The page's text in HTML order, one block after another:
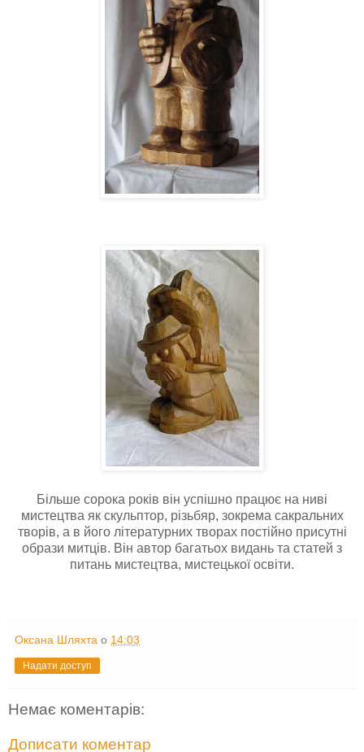
Більше сорока років він успішно працює на ниві
мистецтва як скульптор, різьбяр, зокрема сакральних
творів, а в його літературних творах постійно присутні
образи митців. Він автор багатьох видань та статей з
питань мистецтва, мистецької освіти.
Оксана Шляхта о 14:03
Надати доступ
Немає коментарів:
Дописати коментар